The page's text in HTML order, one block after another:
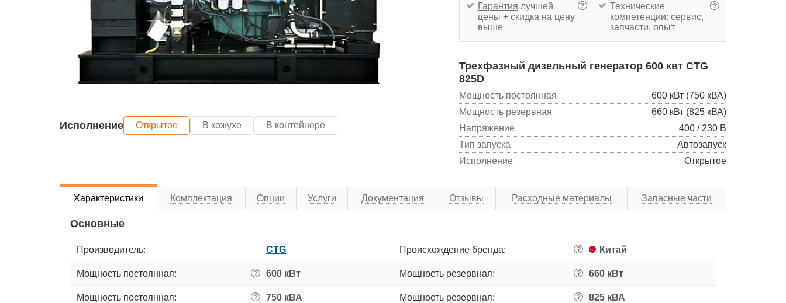
Исполнение Открытое В кожухе В контейнере
?
Гарантия лучшей
цены + скидка на цену
выше
?
Технические
компетенции: сервис,
запчасти, опыт
Трехфазный дизельный генератор 600 квт CTG
825D
Мощность постоянная
600 кВт (750 кВА)
Мощность резервная
660 кВт (825 кВА)
Напряжение
400 / 230 В
Тип запуска
Автозапуск
Исполнение
Открытое
Характеристики Комплектация Опции Услуги Документация Отзывы Расходные материалы Запасные части
Основные
Производитель: CTG Происхождение бренда: ? Китай
Мощность постоянная: ? 600 кВт Мощность резервная: ? 660 кВт
Мощность постоянная: ? 750 кВА Мощность резервная: ? 825 кВА